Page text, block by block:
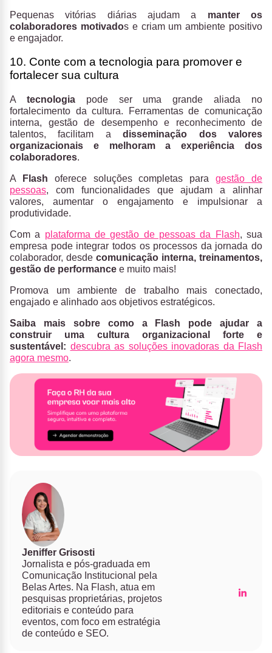
Pequenas vitórias diárias ajudam a manter os
colaboradores motivados e criam um ambiente positivo
e engajador.
10. Conte com a tecnologia para promover e
fortalecer sua cultura
A tecnologia pode ser uma grande aliada no
fortalecimento da cultura. Ferramentas de comunicação
interna, gestão de desempenho e reconhecimento de
talentos, facilitam adisseminação dos valores
organizacionais e melhoram a experiência dos
colaboradores.
A Flash oferece soluções completas paragestão de
pessoas, com funcionalidades que ajudam a alinhar
valores, aumentar o engajamento e impulsionar a
produtividade.
Com a plataforma de gestão de pessoas da Flash, sua
empresa pode integrar todos os processos da jornada do
colaborador, desde comunicação interna, treinamentos,
gestão de performance e muito mais!
Promova um ambiente de trabalho mais conectado,
engajado e alinhado aos objetivos estratégicos.
Saiba mais sobre como a Flash pode ajudar a
construir uma cultura organizacional forte e
sustentável: descubra as soluções inovadoras da Flash
agora mesmo.
Jeniffer Grisosti
Jornalista e pós-graduada em
Comunicação Institucional pela
Belas Artes. Na Flash, atua em
pesquisas proprietárias, projetos
editoriais e conteúdo para
eventos, com foco em estratégia
de conteúdo e SEO.